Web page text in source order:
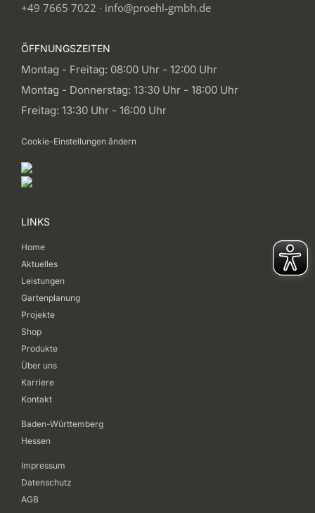
+49 7665 7022 · info@proehl-gmbh.de
ÖFFNUNGSZEITEN
Montag - Freitag: 08:00 Uhr - 12:00 Uhr
Montag - Donnerstag: 13:30 Uhr - 18:00 Uhr
Freitag: 13:30 Uhr - 16:00 Uhr
Cookie-Einstellungen ändern
LINKS
Home
Aktuelles
Leistungen
Gartenplanung
Projekte
Shop
Produkte
Über uns
Karriere
Kontakt
Baden-Württemberg
Hessen
Impressum
Datenschutz
AGB